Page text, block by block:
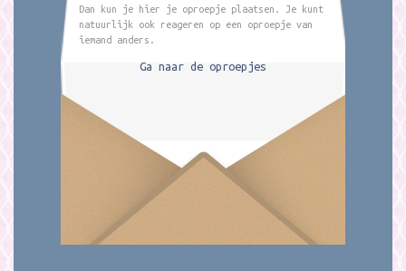
Dan kun je hier je oproepje plaatsen. Je kunt
natuurlijk ook reageren op een oproepje van
iemand anders.
Ga naar de oproepjes